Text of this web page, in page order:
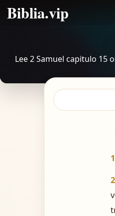
Biblia.vip
Lee 2 Samuel capitulo 15
1
2